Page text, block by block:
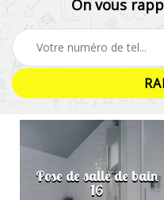
On vous
Pose de salle de bain
16